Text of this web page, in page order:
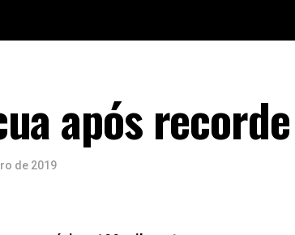
após recorde
de 2019